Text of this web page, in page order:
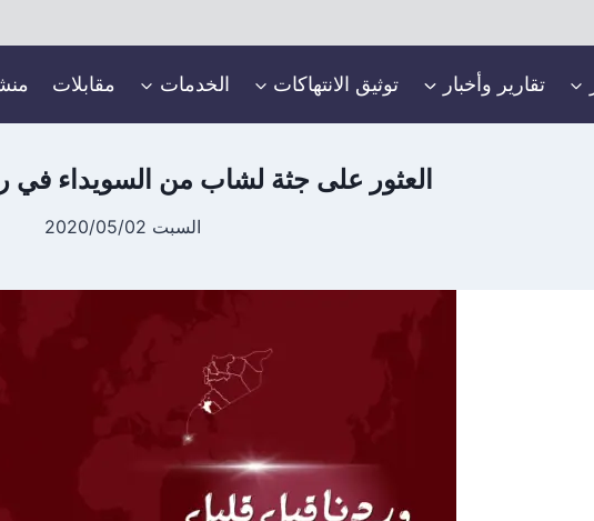
تقارير وأخبار توثيق الانتهاكات الخدمات مقابلات
العثور على جثة لشاب من السويداء
السبت 2020/05/02